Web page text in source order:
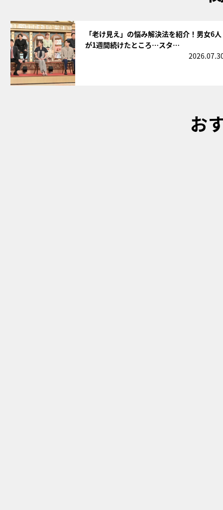
「老け見え」の悩み解決法を紹介！男女6人
が1週間続けたところ…スタ…
お